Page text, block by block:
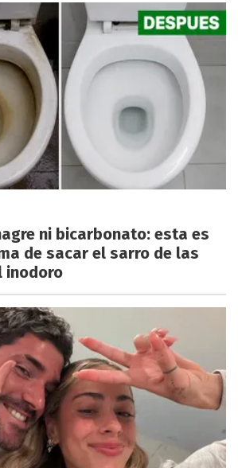
ni bicarbonato: esta es
de sacar el sarro de las
inodoro